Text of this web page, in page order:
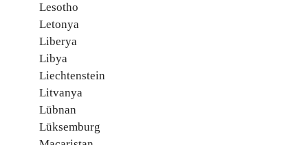
Lesotho
Letonya
Liberya
Libya
Liechtenstein
Litvanya
Lübnan
Lüksemburg